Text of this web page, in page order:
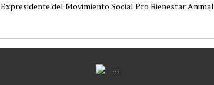
Expresidente del Movimiento Social Pro Bienestar Animal
...